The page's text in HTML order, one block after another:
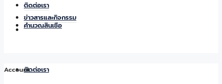
คำนวณสินเชื่อ
ติดต่อเรา
ติดต่อเรา
ข่าวสารและกิจกรรม
Account